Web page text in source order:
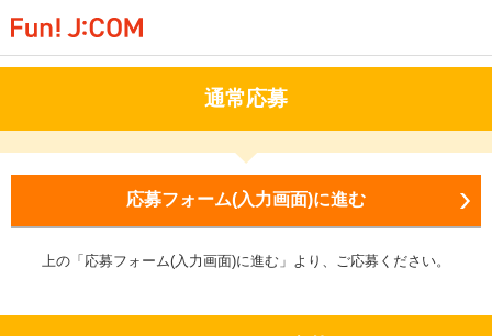
通常応募
応募フォーム(入力画面)に進む
上の「応募フォーム(入力画面)に進む」より、ご応募ください。